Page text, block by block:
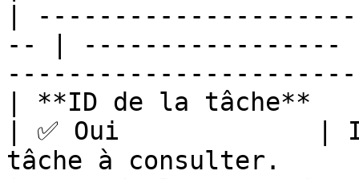
|
-- | -----------------
| **ID de la
| ✅ Oui             |
tâche à consulter.